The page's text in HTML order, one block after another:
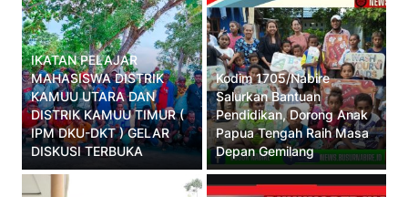
IKATAN PELAJAR
MAHASISWA DISTRIK
KAMUU UTARA DAN
DISTRIK KAMUU TIMUR (
IPM DKU-DKT ) GELAR
DISKUSI TERBUKA
Kodim 1705/Nabire
Salurkan Bantuan
Pendidikan, Dorong Anak
Papua Tengah Raih Masa
Depan Gemilang